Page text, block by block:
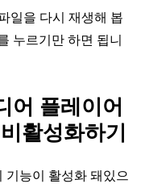
일을 다시 재생해 봅
누르기만 하면 됩니
어 플레이어
활성화하기
기능이 활성화 돼있으